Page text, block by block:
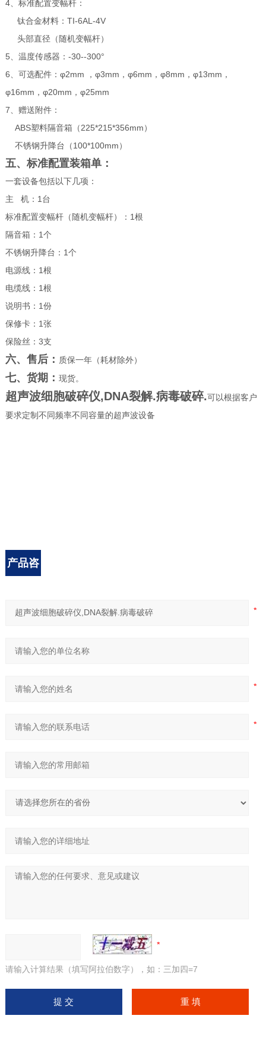
4、标准配置变幅杆：
钛合金材料：TI-6AL-4V
头部直径（随机变幅杆）
5、温度传感器：-30--300°
6、可选配件：φ2mm ，φ3mm，φ6mm，φ8mm，φ13mm，
φ16mm，φ20mm，φ25mm
7、赠送附件：
ABS塑料隔音箱（225*215*356mm）
不锈钢升降台（100*100mm）
五、标准配置装箱单：
一套设备包括以下几项：
主 机：1台
标准配置变幅杆（随机变幅杆）：1根
隔音箱：1个
不锈钢升降台：1个
电源线：1根
电缆线：1根
说明书：1份
保修卡：1张
保险丝：3支
六、售后： 质保一年（耗材除外）
七、货期： 现货。
超声波细胞破碎仪,DNA裂解.病毒破碎.可以根据客户
要求定制不同频率不同容量的超声波设备
产品咨
请输入计算结果（填写阿拉伯数字），如：三加四=7